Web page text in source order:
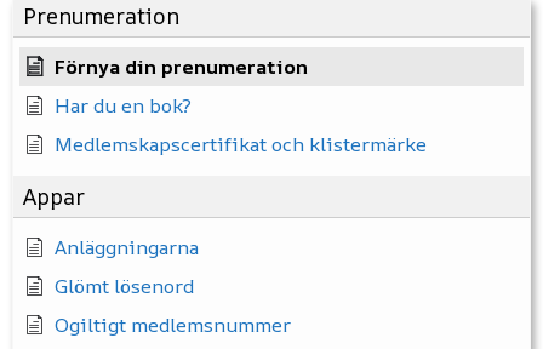
Prenumeration
Förnya din prenumeration
Har du en bok?
Medlemskapscertifikat och klistermärke
Appar
Anläggningarna
Glömt lösenord
Ogiltigt medlemsnummer